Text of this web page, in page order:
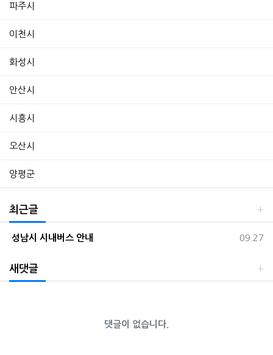
파주시
이천시
화성시
안산시
시흥시
오산시
양평군
최근글
등록일
09.27
성남시 시내버스 안내
새댓글
댓글이 없습니다.